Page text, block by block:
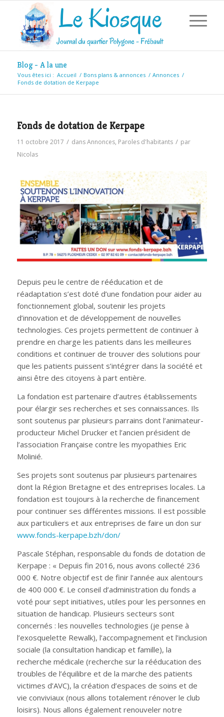
Blog - A la une
Vous êtes ici : Accueil / Bons plans & annonces / Annonces /
Fonds de dotation de Kerpape
Fonds de dotation de Kerpape
11 octobre 2017 / dansAnnonces, Paroles d'habitants / par
Nicolas
Depuis peu le centre de rééducation et de
réadaptation s’est doté d’une fondation pour aider au
fonctionnement global, soutenir les projets
d’innovation et de développement de nouvelles
technologies. Ces projets permettent de continuer à
prendre en charge les patients dans les meilleures
conditions et continuer de trouver des solutions pour
que les patients puissent s’intégrer dans la société et
ainsi être des citoyens à part entière.
La fondation est partenaire d’autres établissements
pour élargir ses recherches et ses connaissances. Ils
sont soutenus par plusieurs parrains dont l’animateur-
producteur Michel Drucker et l’ancien président de
l’association Française contre les myopathies Eric
Molinié.
Ses projets sont soutenus par plusieurs partenaires
dont la Région Bretagne et des entreprises locales. La
fondation est toujours à la recherche de financement
pour continuer ses différentes missions. Il est possible
aux particuliers et aux entreprises de faire un don sur
www.fonds-kerpape.bzh/don/
Pascale Stéphan, responsable du fonds de dotation de
Kerpape : « Depuis fin 2016, nous avons collecté 236
000 €. Notre objectif est de finir l’année aux alentours
de 400 000 €. Le conseil d’administration du fonds a
voté pour sept initiatives, utiles pour les personnes en
situation de handicap. Plusieurs secteurs sont
concernés : les nouvelles technologies (je pense à
l’exosquelette Rewalk), l’accompagnement et l’inclusion
sociale (la consultation handicap et famille), la
recherche médicale (recherche sur la rééducation des
troubles de l’équilibre et de la marche des patients
victimes d’AVC), la création d’espaces de soins et de
vie conviviaux (nous allons totalement rénover le club
loisirs). Nous allons également renouveler notre